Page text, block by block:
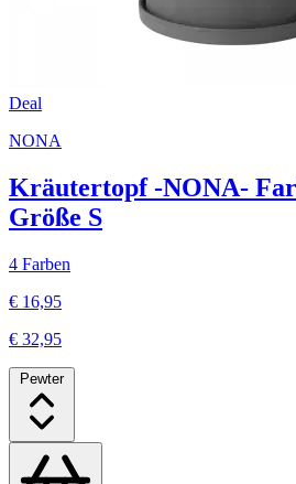
Deal
NONA
Kräutertopf -NONA-
Größe S
4 Farben
€ 16,95
€ 32,95
Pewter